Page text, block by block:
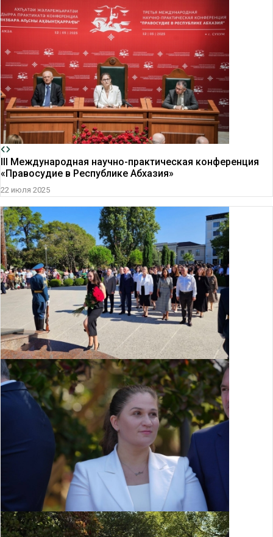
lll Международная научно-практическая конференция
«Правосудие в Республике Абхазия»
22 июля 2025